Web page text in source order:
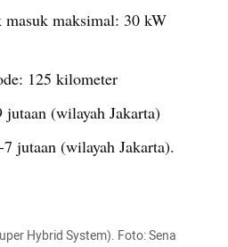
masuk maksimal: 30 kW
125 kilometer
(wilayah Jakarta)
jutaan (wilayah Jakarta).
Hybrid System). Foto: Sena